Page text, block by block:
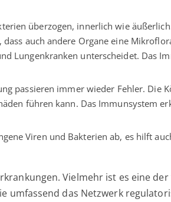
überzogen, innerlich wie
auch andere Organe eine
Lungenkranken unterscheidet. Das
passieren immer wieder Fehler. Die
führen kann. Das Immunsystem
Viren und Bakterien ab, es hilft
Vielmehr ist es eine
das Netzwerk